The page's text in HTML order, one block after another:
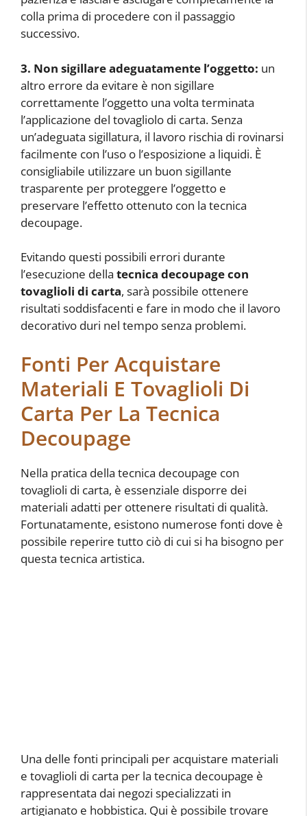
colla prima di procedere con il passaggio
successivo.
3. Non sigillare adeguatamente l’oggetto: un
altro errore da evitare è non sigillare
correttamente l’oggetto una volta terminata
l’applicazione del tovagliolo di carta. Senza
un’adeguata sigillatura, il lavoro rischia di rovinarsi
facilmente con l’uso o l’esposizione a liquidi. È
consigliabile utilizzare un buon sigillante
trasparente per proteggere l’oggetto e
preservare l’effetto ottenuto con la tecnica
decoupage.
Evitando questi possibili errori durante
l’esecuzione della tecnica decoupage con
tovaglioli di carta, sarà possibile ottenere
risultati soddisfacenti e fare in modo che il lavoro
decorativo duri nel tempo senza problemi.
Fonti Per Acquistare
Materiali E Tovaglioli Di
Carta Per La Tecnica
Decoupage
Nella pratica della tecnica decoupage con
tovaglioli di carta, è essenziale disporre dei
materiali adatti per ottenere risultati di qualità.
Fortunatamente, esistono numerose fonti dove è
possibile reperire tutto ciò di cui si ha bisogno per
questa tecnica artistica.
Una delle fonti principali per acquistare materiali
e tovaglioli di carta per la tecnica decoupage è
rappresentata dai negozi specializzati in
artigianato e hobbistica. Qui è possibile trovare